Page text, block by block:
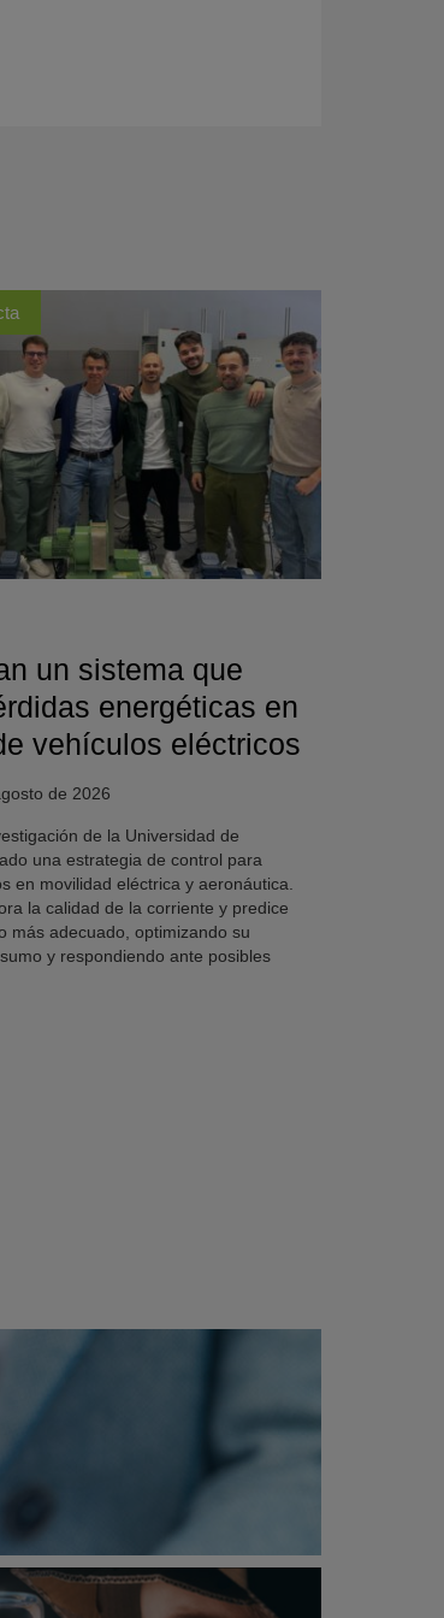
un sistema que
energéticas en
vehículos eléctricos
de 2026
de la Universidad de
una estrategia de control para
en movilidad eléctrica y aeronáutica.
la calidad de la corriente y predice
más adecuado, optimizando su
y respondiendo ante posibles